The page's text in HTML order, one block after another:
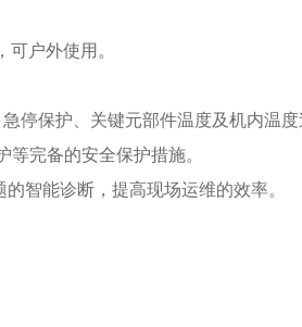
户外使用。
停保护、关键元部件温度及机内温度
完备的安全保护措施。
智能诊断，提高现场运维的效率。